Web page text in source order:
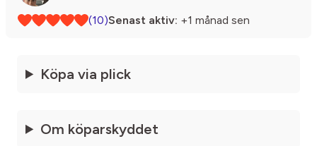
(10)Senast aktiv: +1 månad sen
Köpa via plick
Om köparskyddet